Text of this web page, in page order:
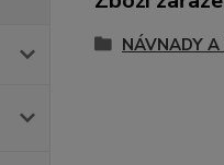
NÁVNADY